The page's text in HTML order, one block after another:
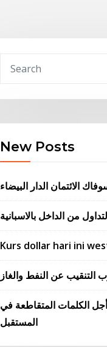
New Posts
الائتمان الدار البيضاء
من الداخل بالاسبانية
Kurs dollar hari ini
التنقيب عن النفط والغاز
الكلمات المتقاطعة في
المستقبل